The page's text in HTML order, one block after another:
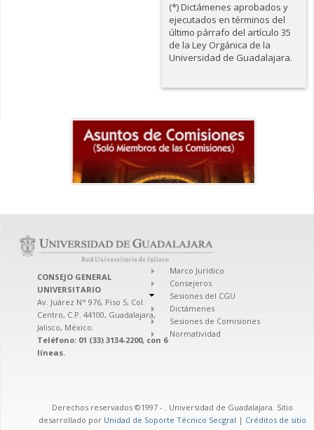
(*) Dictámenes aprobados y
ejecutados en términos del
último párrafo del artículo 35
de la Ley Orgánica de la
Universidad de Guadalajara.
CONSEJO GENERAL
UNIVERSITARIO
Av. Juárez N° 976, Piso 5, Col.
Centro, C.P. 44100, Guadalajara,
Jalisco, México.
Teléfono: 01 (33) 3134-2200, con 6
líneas.
Marco Jurídico
Consejeros
Sesiones del CGU
Dictámenes
Sesiones de Comisiones
Normatividad
Derechos reservados ©1997 - . Universidad de Guadalajara. Sitio
desarrollado por Unidad de Soporte Técnico Secgral | Créditos de sitio